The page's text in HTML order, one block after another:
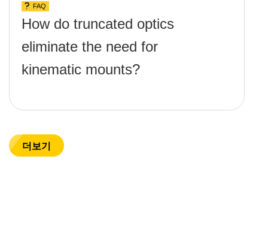
FAQ
How do truncated optics
eliminate the need for
kinematic mounts?
더보기